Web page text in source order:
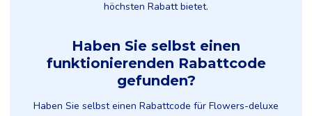
höchsten Rabatt bietet.
Haben Sie selbst einen
funktionierenden Rabattcode
gefunden?
Haben Sie selbst einen Rabattcode für Flowers-deluxe